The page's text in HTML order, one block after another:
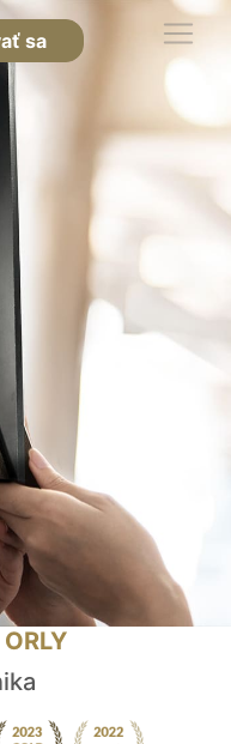
sa